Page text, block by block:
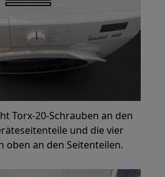
Torx-20-Schrauben an den
und die vier
oben an den Seitenteilen.